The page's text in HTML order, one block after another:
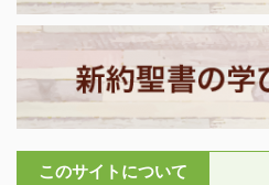
しく生きよ」。 －エペソ
5:1「あなたがたは神に愛
されている子供ですか
ら、神に倣う者となりな
さい」。 ・神に倣うと
は、神がキリストを捧げ
て下さったように、私た
このサイトについて